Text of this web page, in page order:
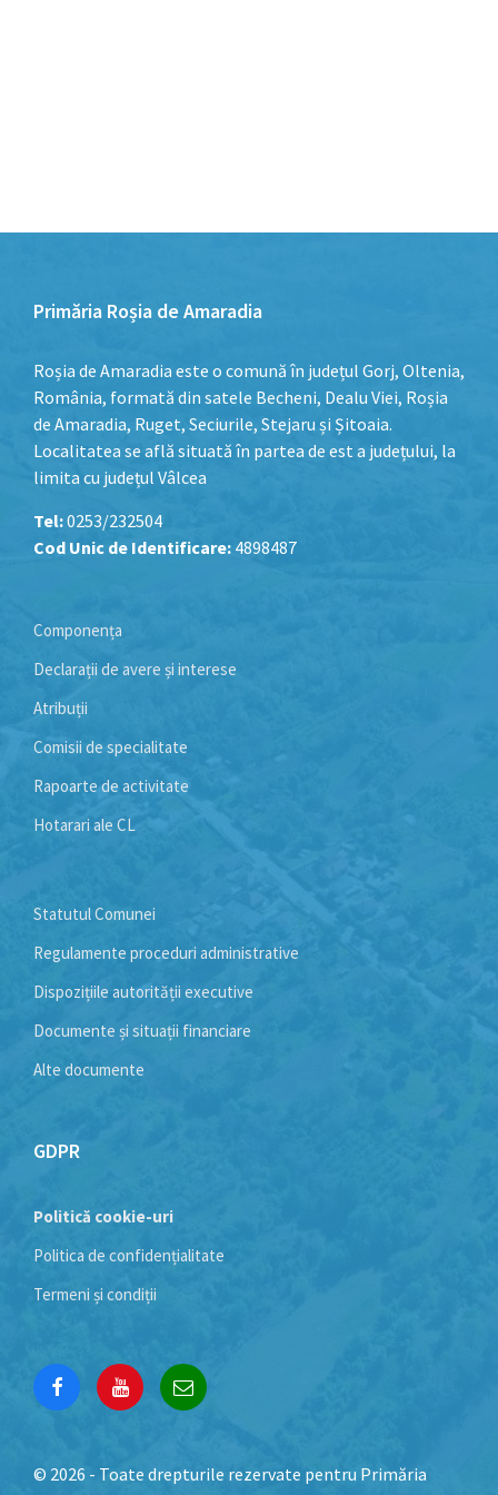
Primăria Roșia de Amaradia
Roșia de Amaradia este o comună în județul Gorj, Oltenia,
România, formată din satele Becheni, Dealu Viei, Roșia
de Amaradia, Ruget, Seciurile, Stejaru și Șitoaia.
Localitatea se află situată în partea de est a județului, la
limita cu județul Vâlcea
Tel:0253/232504
Cod Unic de Identificare: 4898487
Componența
Declarații de avere și interese
Atribuții
Comisii de specialitate
Rapoarte de activitate
Hotarari ale CL
Statutul Comunei
Regulamente proceduri administrative
Dispozițiile autorității executive
Documente și situații financiare
Alte documente
GDPR
Politică cookie-uri
Politica de confidențialitate
Termeni și condiții
FacebookYouTubeEmail
© 2026 - Toate drepturile rezervate pentru Primăria